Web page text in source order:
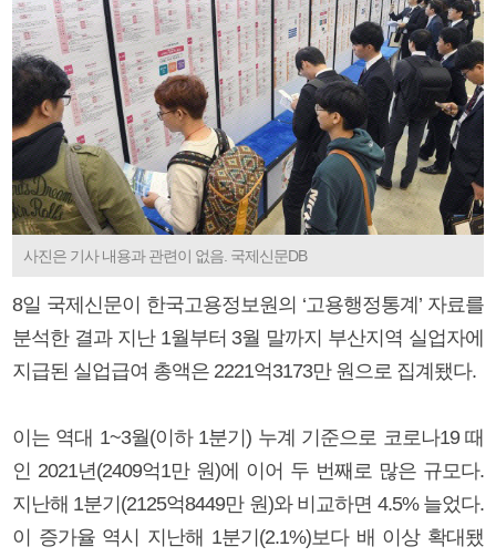
사진은 기사 내용과 관련이 없음. 국제신문DB
8일 국제신문이 한국고용정보원의 ‘고용행정통계’ 자료를
분석한 결과 지난 1월부터 3월 말까지 부산지역 실업자에
지급된 실업급여 총액은 2221억3173만 원으로 집계됐다.
이는 역대 1~3월(이하 1분기) 누계 기준으로 코로나19 때
인 2021년(2409억1만 원)에 이어 두 번째로 많은 규모다.
지난해 1분기(2125억8449만 원)와 비교하면 4.5% 늘었다.
이 증가율 역시 지난해 1분기(2.1%)보다 배 이상 확대됐